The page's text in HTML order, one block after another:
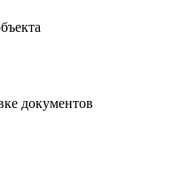
документов